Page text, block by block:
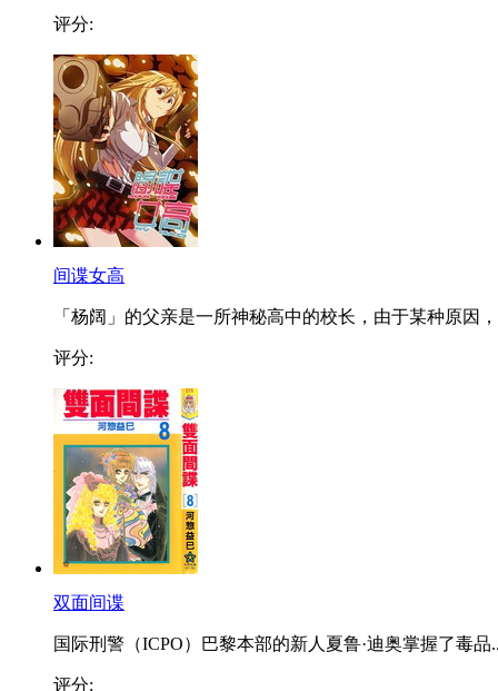
评分:
间谍女高
「杨阔」的父亲是一所神秘高中的校长，由于某种原因
评分:
双面间谍
国际刑警（ICPO）巴黎本部的新人夏鲁·迪奥掌握了毒品
评分: